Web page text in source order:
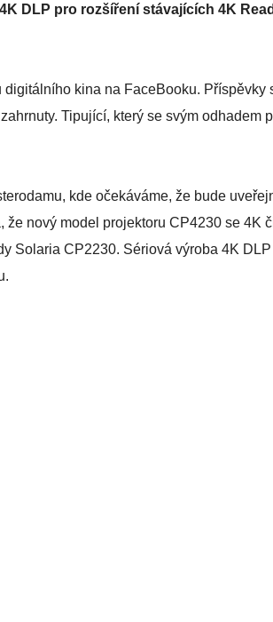
DLP pro rozšíření stávajících 4K
kina na FaceBooku. Příspěvky
Tipující, který se svým odhadem
kde očekáváme, že bude
nový model projektoru CP4230 se 4K
Solaria CP2230. Sériová výroba 4K